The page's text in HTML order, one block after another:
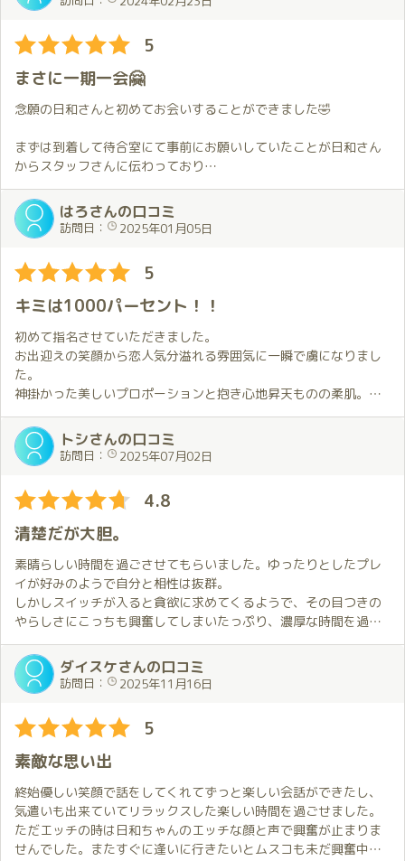
（内容は、お店に来てのお楽しみ😁）
まさに、男冥利に尽きるとはこの事か🤗。日和さんの、さりげな
い気づかいとテクニックで終始癒やされぱなしでとても楽しく幸
せな時間を過ごさせて頂きました。
「こんなに、良くして貰った事はない。」と、お礼を言いまた指
名しようと心に決めお店を後にしました。
残して現場からジェームス・ポン太がお伝えしました🎤。
それでは皆さん、さようならごきげんよう🙋。
にいつの間にか理性を失って3枠の予約希望を日和さんにLINEで
送っているのであります。（歌の文句じゃないけれど🎶わかっち
ゃいるけど、やめられね〜🎵🎶 これこそ、本当に悲しい男の性
だ😆）
当日、お店の階段で🤩再会しお部屋に案内され10分もたたない
内に日和さんからのさりげない💃😘誘導によつて早くも私の股間が
今回、5時間30分（330分）とたっぷり時間がある為のんびり
と優雅な時間を過ごす事が出来、何よりも日和さんとのプレーも
さることながら会話が楽しくすごく癒やされました。まさに『コ
コロの栄養チャージ』する事が出来ました。🤗🕺
まるで体の中の毒素が、一気に抜け落ちた様なスッキリ感と、子
供の頃たっぷり汗をかいた後に飲んだラムネの爽快感😉を、感じ
ながら最後はニッコリ笑ってサインはVだーーーーーーーー❗✌️
本音を言えば、秘密にしておきたいくらい可愛いくていい子で
す。
まさに、映画『アナと雪の女王』に出て来る雪国出身のエルサで
す✨👰✨
我と思わん方は、￥66.500円を握ってアカデミーにLets go。🏃
💨
本日も、現場からジェームス・ポン太がお伝えしました。
それではみなさん、さようならごきげんよう👋。
感を感じさせてくれました
今まで体験した中で最高の泡姫さんです！💐
また会いに伺いたいです！
お店のスタッフさんの対応も親切で安心です
5
まさに一期一会🤗
念願の日和さんと初めてお会いすることができました🤣
まずは到着して待合室にて事前にお願いしていたことが日和さん
からスタッフさんに伝わっており
丁寧に対応してくれたことに驚きました👍
その後スタッフさんに案内され階段を上っていくと天使の笑顔の
日和さんが迎えてくれ、
私のトートバッグに気づくなり「荷物を持ちましょうか」とさり
気ない心遣い🥲
早速の心遣いと日和さんの美貌に感動しながらお部屋に入り楽し
い雑談😊
色々と本日の予定を相談しながら（時間が足りないゾー！）
いざ日和さんとの情熱的な時間へ😍
日和さんのスタイルはもちろん綺麗な上に🤩
『えぇ！🫨日和さん身体柔らかいなぁ』と思うような
おもてなしの心満載の時間を経験させていただき大満足でした😆
何と言っても初めてお会いしたのに既に何回も出会っているかの
ような雰囲気を
作り上げる日和さん。これは天性の才能かもしれません😆
時間はあっという間に過ぎますが癒されること間違いなしです😤
ただ、個人的には他の口コミにもありましたが
日和さんは期待を裏切らないルックスと濃厚プレイなので
誰しもまたお会いしたいと思うのは男の本能ですが🤤
これ以上人気がでると予約が取りにくくなるので秘密にしておき
たいです🤫
本当に一期一会の言葉がピッタリな素敵な日和さんでした😭
はろさんの口コミ
訪問日： 2025年01月05日
5
キミは1000パーセント！！
初めて指名させていただきました。
お出迎えの笑顔から恋人気分溢れる雰囲気に一瞬で虜になりまし
た。
神掛かった美しいプロポーションと抱き心地昇天ものの柔肌。
繰り広げられる手技の数々、喘ぎ声も可愛らしくついつい抱きし
めてました。
会話からも節々に優しさが感じられてうれしかったです。
ホントに日常を忘れさせてくれるほどの夢見心地の110分でし
た。
癒されました、ありがとうございました。
トシさんの口コミ
訪問日： 2025年07月02日
4.8
清楚だが大胆。
素晴らしい時間を過ごさせてもらいました。ゆったりとしたプレ
イが好みのようで自分と相性は抜群。
しかしスイッチが入ると貪欲に求めてくるようで、その目つきの
やらしさにこっちも興奮してしまいたっぷり、濃厚な時間を過ご
させて頂きました。また読書も趣味なようで会話に知性を感じお
話が好きな方にもおすすめ。次会う時はスペンス乳腺をお互い刺
激し濃厚な時間を過ごしたいものです。くどくて申し訳ないかも
しれませんがあの時はありがとう。
ダイスケさんの口コミ
訪問日： 2025年11月16日
5
素敵な思い出
終始優しい笑顔で話をしてくれてずっと楽しい会話ができたし、
気遣いも出来ていてリラックスした楽しい時間を過ごせました。
ただエッチの時は日和ちゃんのエッチな顔と声で興奮が止まりま
せんでした。またすぐに逢いに行きたいとムスコも未だ興奮中で